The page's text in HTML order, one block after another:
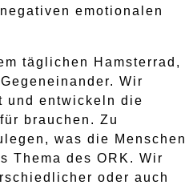
emotionalen
täglichen Hamsterrad,
Wir
und entwickeln die
brauchen. Zu
was die Menschen
Thema des ORK. Wir
oder auch